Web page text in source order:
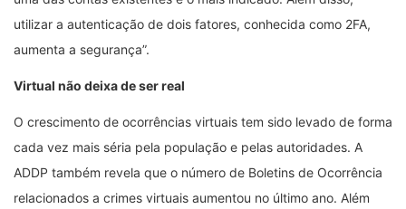
utilizar a autenticação de dois fatores, conhecida como 2FA,
aumenta a segurança”.
Virtual não deixa de ser real
O crescimento de ocorrências virtuais tem sido levado de forma
cada vez mais séria pela população e pelas autoridades. A
ADDP também revela que o número de Boletins de Ocorrência
relacionados a crimes virtuais aumentou no último ano. Além